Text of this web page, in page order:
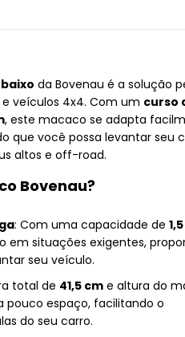
da Bovenau é a solução
veículos 4x4. Com um curso
, este macaco se adapta
que você possa levantar seu
altos e off-road.
Bovenau?
: Com uma capacidade de 1,5
em situações exigentes,
seu veículo.
total de 41,5 cm e altura do
pouco espaço, facilitando o
do seu carro.